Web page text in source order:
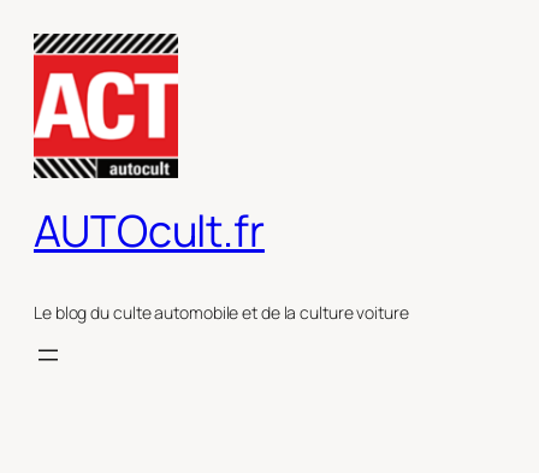
contenu
AUTOcult.fr
Le blog du culte automobile et de la culture voiture